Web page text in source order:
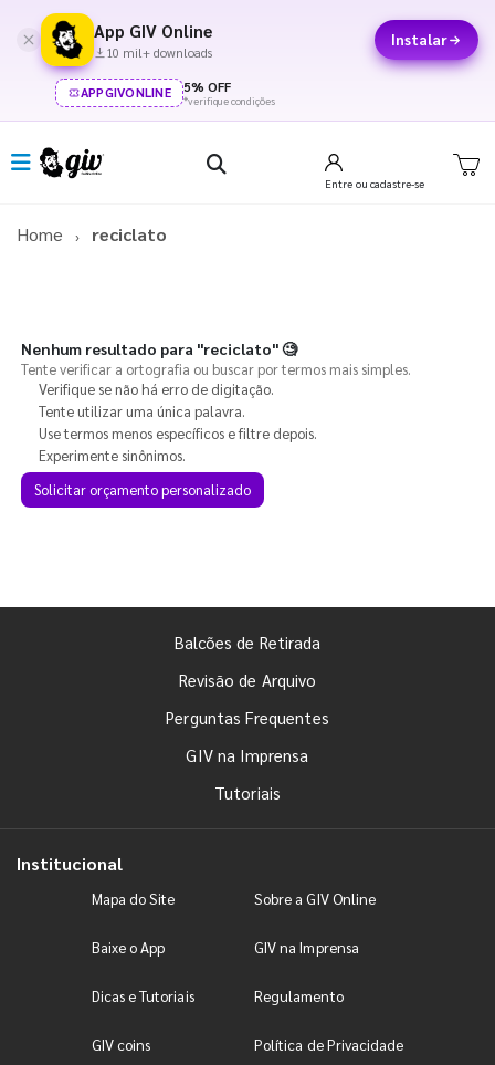
App GIV Online
10 mil+ downloads
Instalar
APPGIVONLINE 5% OFF
*verifique condições
Entre ou cadastre-se
Home reciclato
Nenhum resultado para "reciclato"🧐
Tente verificar a ortografia ou buscar por termos mais simples.
Verifique se não há erro de digitação.
Tente utilizar uma única palavra.
Use termos menos específicos e filtre depois.
Experimente sinônimos.
Solicitar orçamento personalizado
Balcões de Retirada
Revisão de Arquivo
Perguntas Frequentes
GIV na Imprensa
Tutoriais
Institucional
Mapa do Site Sobre a GIV Online
Baixe o App GIV na Imprensa
Dicas e Tutoriais Regulamento
GIV coins Política de Privacidade